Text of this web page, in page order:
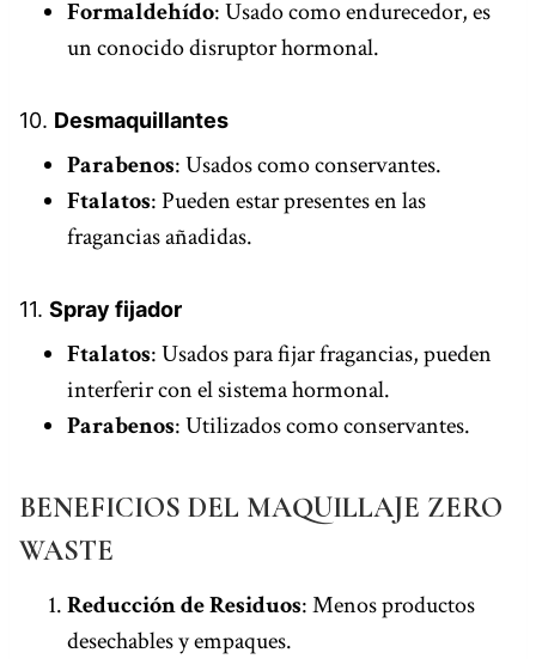
Formaldehído: Usado como endurecedor, es
un conocido disruptor hormonal.
10. Desmaquillantes
Parabenos: Usados como conservantes.
Ftalatos: Pueden estar presentes en las
fragancias añadidas.
11. Spray fijador
Ftalatos: Usados para fijar fragancias, pueden
interferir con el sistema hormonal.
Parabenos: Utilizados como conservantes.
BENEFICIOS DEL MAQUILLAJE ZERO
WASTE
Reducción de Residuos: Menos productos
desechables y empaques.